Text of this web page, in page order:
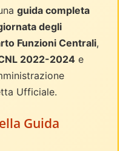
guida completa
degli
Funzioni Centrali,
2022-2024 e
Ufficiale.
Guida